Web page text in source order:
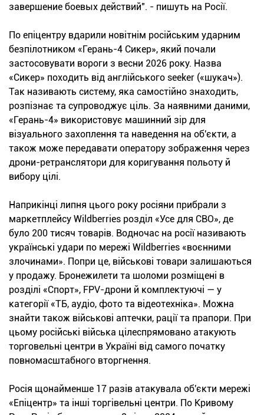
завершение боевых действий". - пишуть на Росії.
По епіцентру вдарили новітнім російським ударним
безпілотником «Герань-4 Сикер», який почали
застосовувати вороги з весни 2026 року. Назва
«Сикер» походить від англійського seeker («шукач»).
Так називають систему, яка самостійно знаходить,
розпізнає та супроводжує ціль. За наявними даними,
«Герань-4» використовує машинний зір для
візуального захоплення та наведення на об'єкти, а
також може передавати оператору зображення через
дрони-ретранслятори для коригування польоту й
вибору цілі.
Наприкінці липня цього року росіяни прибрали з
маркетплейсу Wildberries розділ «Усе для СВО», де
було 200 тисяч товарів. Водночас на росії називають
українські удари по мережі Wildberries «воєнними
злочинами». Попри це, військові товари залишаються
у продажу. Бронежилети та шоломи розміщені в
розділі «Спорт», FPV-дрони й комплектуючі — у
категорії «ТБ, аудіо, фото та відеотехніка». Можна
знайти також військові аптечки, рації та прапори. При
цьому російські війська цілеспрямовано атакують
торговельні центри в Україні від самого початку
повномасштабного вторгнення.
Росія щонайменше 17 разів атакувала об'єкти мережі
«Епіцентр» та інші торгівельні центри. По Кривому